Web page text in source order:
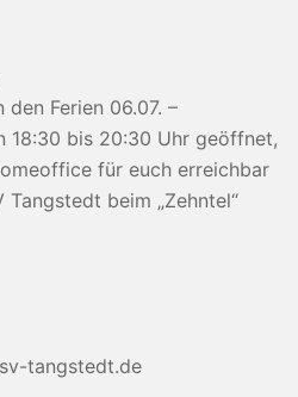
Ferien 06.07. –
18:30 bis 20:30 Uhr geöffnet,
für euch erreichbar
beim „Zehntel“
tangstedt.de